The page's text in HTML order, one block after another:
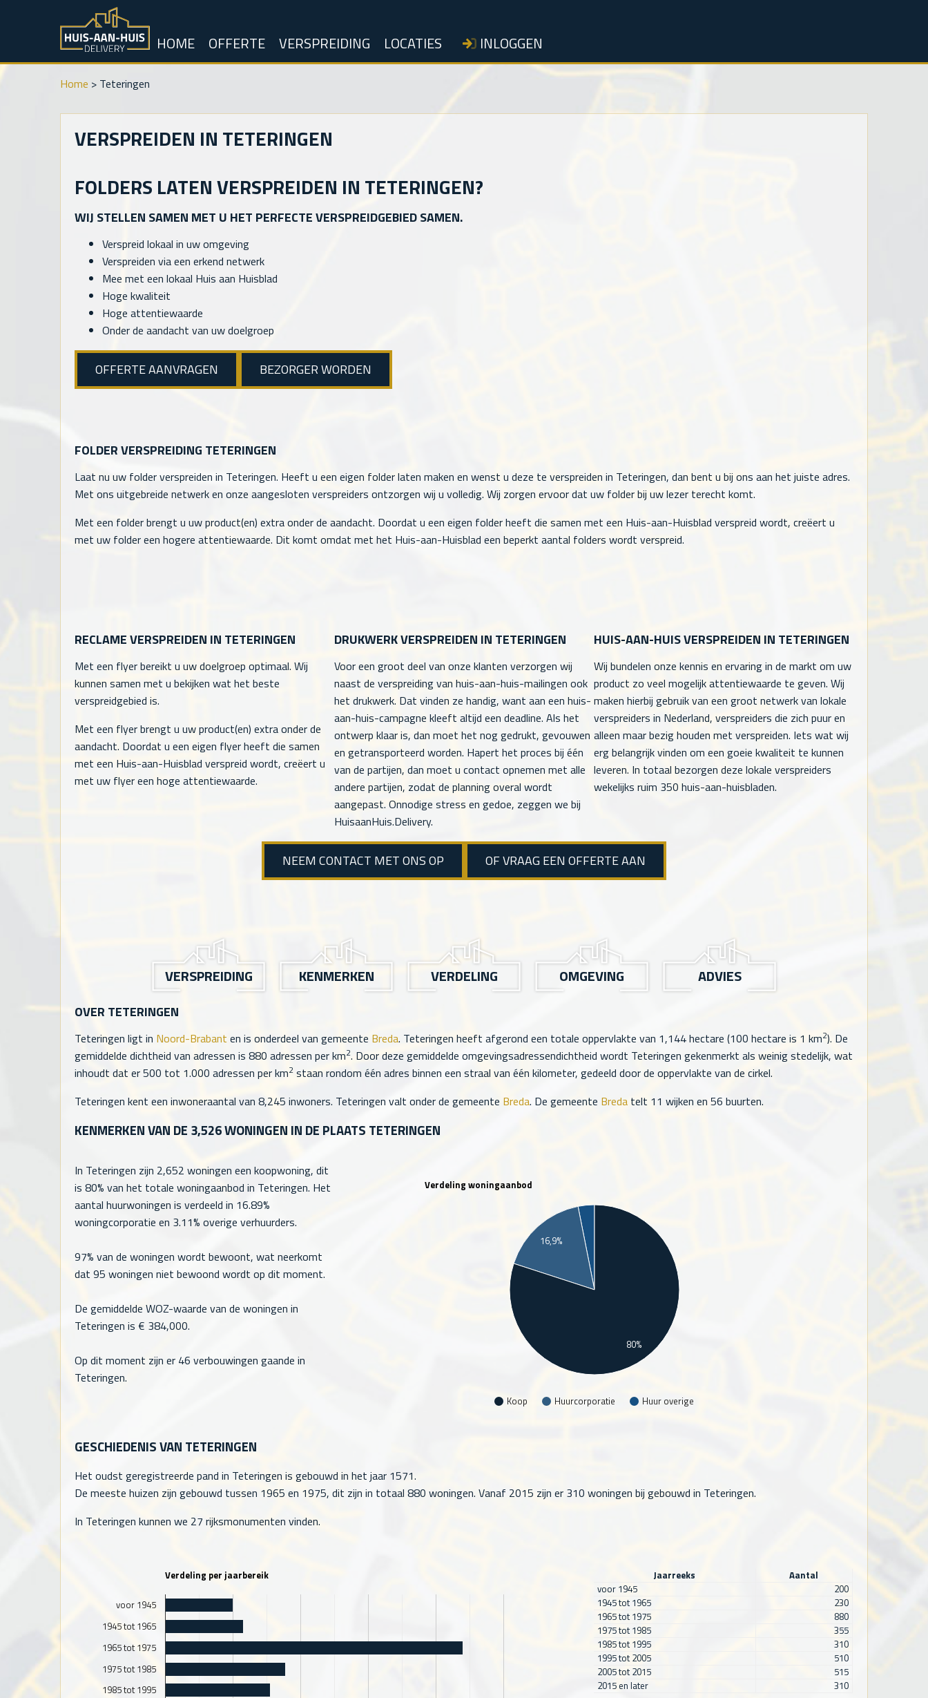
HOME OFFERTE VERSPREIDING LOCATIES INLOGGEN
Home > Teteringen
VERSPREIDEN IN TETERINGEN
FOLDERS LATEN VERSPREIDEN IN TETERINGEN?
WIJ STELLEN SAMEN MET U HET PERFECTE VERSPREIDGEBIED SAMEN.
Verspreid lokaal in uw omgeving
Verspreiden via een erkend netwerk
Mee met een lokaal Huis aan Huisblad
Hoge kwaliteit
Hoge attentiewaarde
Onder de aandacht van uw doelgroep
OFFERTE AANVRAGEN BEZORGER WORDEN
FOLDER VERSPREIDING TETERINGEN
Laat nu uw folder verspreiden in Teteringen. Heeft u een eigen folder laten maken en wenst u deze te verspreiden in Teteringen, dan bent u bij ons aan het juiste adres.
Met ons uitgebreide netwerk en onze aangesloten verspreiders ontzorgen wij u volledig. Wij zorgen ervoor dat uw folder bij uw lezer terecht komt.
Met een folder brengt u uw product(en) extra onder de aandacht. Doordat u een eigen folder heeft die samen met een Huis-aan-Huisblad verspreid wordt, creëert u
met uw folder een hogere attentiewaarde. Dit komt omdat met het Huis-aan-Huisblad een beperkt aantal folders wordt verspreid.
RECLAME VERSPREIDEN IN TETERINGEN
Met een flyer bereikt u uw doelgroep optimaal. Wij
kunnen samen met u bekijken wat het beste
verspreidgebied is.
Met een flyer brengt u uw product(en) extra onder de
aandacht. Doordat u een eigen flyer heeft die samen
met een Huis-aan-Huisblad verspreid wordt, creëert u
met uw flyer een hoge attentiewaarde.
DRUKWERK VERSPREIDEN IN TETERINGEN
Voor een groot deel van onze klanten verzorgen wij
naast de verspreiding van huis-aan-huis-mailingen ook
het drukwerk. Dat vinden ze handig, want aan een huis-
aan-huis-campagne kleeft altijd een deadline. Als het
ontwerp klaar is, dan moet het nog gedrukt, gevouwen
en getransporteerd worden. Hapert het proces bij één
van de partijen, dan moet u contact opnemen met alle
andere partijen, zodat de planning overal wordt
aangepast. Onnodige stress en gedoe, zeggen we bij
HuisaanHuis.Delivery.
HUIS-AAN-HUIS VERSPREIDEN IN TETERINGEN
Wij bundelen onze kennis en ervaring in de markt om uw
product zo veel mogelijk attentiewaarde te geven. Wij
maken hierbij gebruik van een groot netwerk van lokale
verspreiders in Nederland, verspreiders die zich puur en
alleen maar bezig houden met verspreiden. Iets wat wij
erg belangrijk vinden om een goeie kwaliteit te kunnen
leveren. In totaal bezorgen deze lokale verspreiders
wekelijks ruim 350 huis-aan-huisbladen.
NEEM CONTACT MET ONS OP OF VRAAG EEN OFFERTE AAN
VERSPREIDING KENMERKEN VERDELING OMGEVING ADVIES
OVER TETERINGEN
Teteringen ligt in Noord-Brabant en is onderdeel van gemeente Breda. Teteringen heeft afgerond een totale oppervlakte van 1,144hectare (100 hectare is 1 km2). De
gemiddelde dichtheid van adressen is 880 adressen per km2. Door deze gemiddelde omgevingsadressendichtheid wordt Teteringen gekenmerkt als weinig stedelijk, wat
inhoudt dat er 500 tot 1.000 adressen per km2 staan rondom één adres binnen een straal van één kilometer, gedeeld door de oppervlakte van de cirkel.
Teteringen kent een inwoneraantal van 8,245 inwoners. Teteringen valt onder de gemeente Breda. De gemeente Breda telt 11 wijken en 56 buurten.
KENMERKEN VAN DE 3,526WONINGEN IN DE PLAATS TETERINGEN
In Teteringen zijn 2,652 woningen een koopwoning, dit
is 80% van het totale woningaanbod in Teteringen. Het
aantal huurwoningen is verdeeld in 16.89%
woningcorporatie en 3.11% overige verhuurders.
97% van de woningen wordt bewoont, wat neerkomt
dat 95 woningen niet bewoond wordt op dit moment.
De gemiddelde WOZ-waarde van de woningen in
Teteringen is € 384,000.
Op dit moment zijn er 46 verbouwingen gaande in
Teteringen.
Verdeling woningaanbod
Koop Huurcorporatie Huur overige
16,9%
80%
GESCHIEDENIS VAN TETERINGEN
Het oudst geregistreerde pand in Teteringen is gebouwd in het jaar 1571.
De meeste huizen zijn gebouwd tussen 1965 en 1975, dit zijn in totaal 880 woningen. Vanaf 2015 zijn er 310 woningen bij gebouwd in Teteringen.
In Teteringen kunnen we 27 rijksmonumenten vinden.
Verdeling per jaarbereik
voor 1945
1945 tot 1965
1965 tot 1975
1975 tot 1985
1985 tot 1995
Jaarreeks
Aantal
voor 1945
200
1945 tot 1965
230
1965 tot 1975
880
1975 tot 1985
355
1985 tot 1995
310
1995 tot 2005
510
2005 tot 2015
515
2015 en later
310